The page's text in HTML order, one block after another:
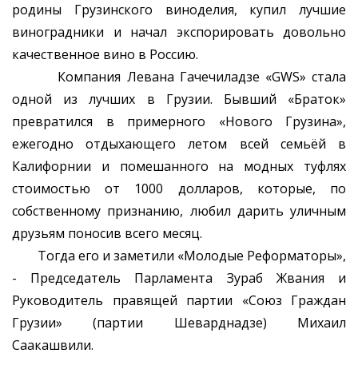
родины Грузинского виноделия, купил лучшие
виноградники и начал экспорировать довольно
качественное вино в Россию.
Компания Левана Гачечиладзе «GWS» стала
одной из лучших в Грузии. Бывший «Браток»
превратился в примерного «Нового Грузина»,
ежегодно отдыхающего летом всей семьёй в
Калифорнии и помешанного на модных туфлях
стоимостью от 1000 долларов, которые, по
собственному признанию, любил дарить уличным
друзьям поносив всего месяц.
Тогда его и заметили «Молодые Реформаторы»,
- Председатель Парламента Зураб Жвания и
Руководитель правящей партии «Союз Граждан
Грузии» (партии Шеварднадзе) Михаил
Саакашвили.